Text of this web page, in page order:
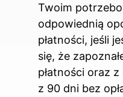
Twoim
odpowiednią
płatności, jeśli
się, że
płatności oraz
z 90 dni bez